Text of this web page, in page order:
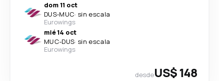
dom 11 oct
DUS-MUC· sin escala
Eurowings
mié 14 oct
MUC-DUS· sin escala
Eurowings
desdeUS$ 148